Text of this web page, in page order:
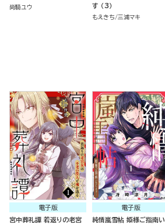
尚騎ユウ
す （3）
もえきち 三浦マキ
電子版
宮中葬礼譚 若返りの老宮
電子版
純情嵐雪帖 姫様ご指南い